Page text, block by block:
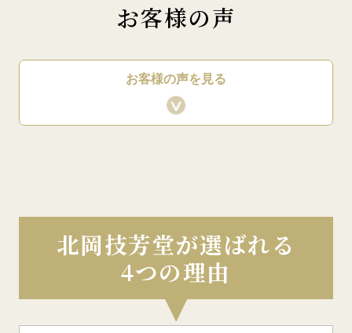
お客様の声
お客様の声を見る
北岡技芳堂が選ばれる
4つの理由